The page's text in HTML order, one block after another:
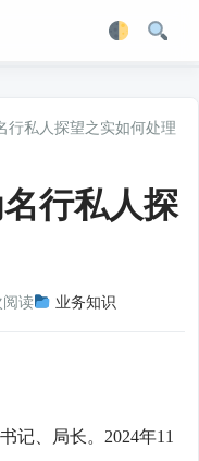
行私人探望之实如何处理
行私人探
读 业务知识
、局长。2024年11